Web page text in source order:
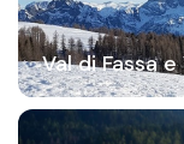
Val di Fassa